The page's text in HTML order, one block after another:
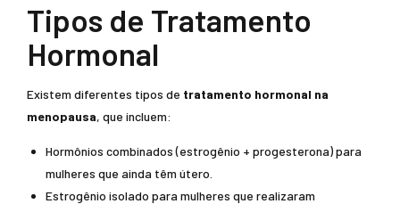
Tipos de Tratamento
Hormonal
Existem diferentes tipos de tratamento hormonal na
menopausa, que incluem:
Hormônios combinados (estrogênio + progesterona) para
mulheres que ainda têm útero.
Estrogênio isolado para mulheres que realizaram